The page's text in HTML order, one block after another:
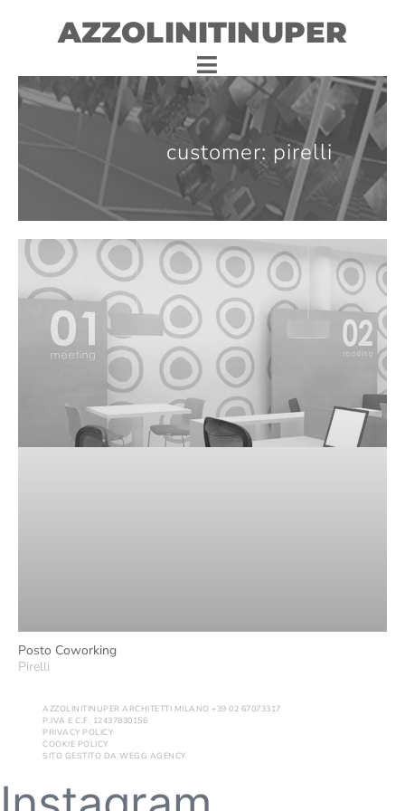
AZZOLINITINUPER
customer: pirelli
Posto Coworking
Pirelli
AZZOLINITINUPER ARCHITETTI MILANO +39 02 67073317
P.IVA E C.F. 12437830156
PRIVACY POLICY
COOKIE POLICY
SITO GESTITO DA WEGG AGENCY